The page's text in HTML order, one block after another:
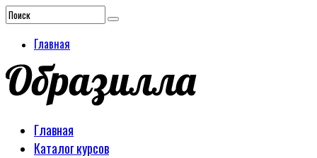
Главная
Главная
Каталог курсов